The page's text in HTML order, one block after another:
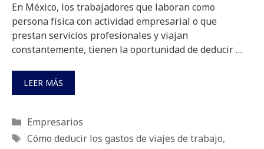
En México, los trabajadores que laboran como
persona física con actividad empresarial o que
prestan servicios profesionales y viajan
constantemente, tienen la oportunidad de deducir …
LEER MÁS
Categorías
Empresarios
Etiquetas
Cómo deducir los gastos de viajes de trabajo,